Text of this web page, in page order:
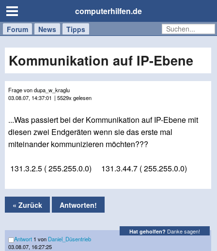
computerhilfen.de
Forum News Tipps
Handy
Tablet
Windows
Mac
Kommunikation auf IP-Ebene
Frage von dupa_w_kraglu
03.08.07, 14:37:01 | 5529x gelesen
...Was passiert bei der Kommunikation auf IP-Ebene mit
diesen zwei Endgeräten wenn sie das erste mal
miteinander kommunizieren möchten???
131.3.2.5 ( 255.255.0.0) 131.3.44.7 ( 255.255.0.0)
« Zurück Antworten!
Hat geholfen? Danke sagen!
Antwort 1 von Daniel_Düsentrieb
03.08.07, 16:27:25